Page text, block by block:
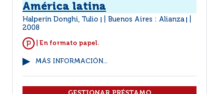
América latina
Halperín Donghi, Tulio Buenos Aires : Alianza
2008
| En formato papel.
MÁS INFORMACIÓN...